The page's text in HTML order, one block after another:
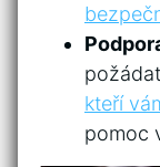
kteří
pomoc